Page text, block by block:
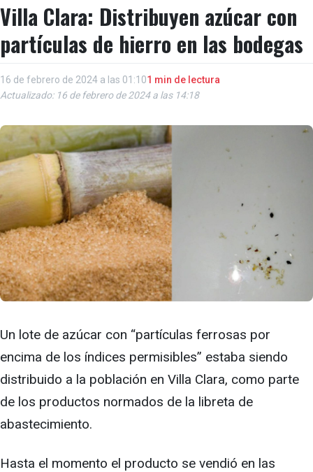
Villa Clara: Distribuyen azúcar con
partículas de hierro en las bodegas
16 de febrero de 2024 a las 01:101 min de lectura
Actualizado: 16 de febrero de 2024 a las 14:18
Un lote de azúcar con “partículas ferrosas por
encima de los índices permisibles” estaba siendo
distribuido a la población en Villa Clara, como parte
de los productos normados de la libreta de
abastecimiento.
Hasta el momento el producto se vendió en las